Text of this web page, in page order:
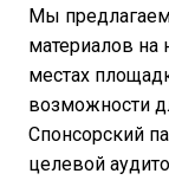
Мы
материалов
местах
возможности
Спонсорский
целевой